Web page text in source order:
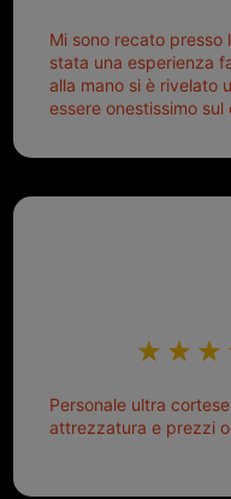
Mi sono recato presso
stata una esperienza
alla mano si è rivelato
essere onestissimo
Personale ultra
attrezzatura e prezzi